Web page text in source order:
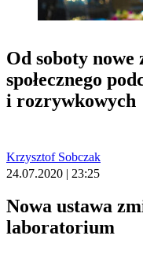
Od soboty nowe
społecznego
i rozrywkowych
Krzysztof Sobczak
24.07.2020 | 23:25
Nowa ustawa
laboratorium